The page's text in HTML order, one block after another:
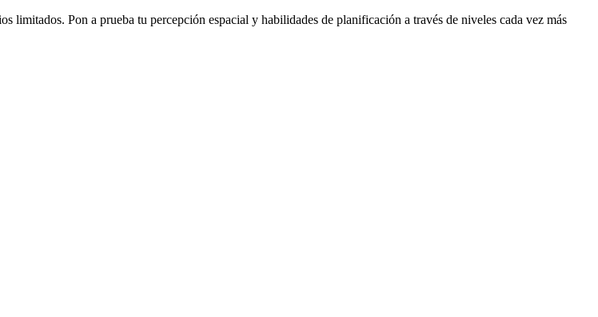
limitados. Pon a prueba tu percepción espacial y habilidades de planificación a través de niveles cada vez más